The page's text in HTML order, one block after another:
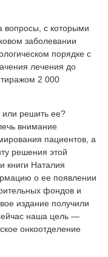
вопросы, с которыми
заболевании
порядке с
лечения до
2 000
решить ее?
внимание
пациентов, а
решения этой
книги Наталия
о ее появлении
фондов и
издание получили
наша цель —
онкоотделение